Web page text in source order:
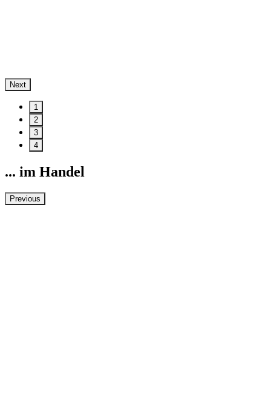
Next
1
2
3
4
... im Handel
Previous